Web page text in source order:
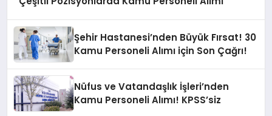
Şehir Hastanesi’nden Büyük Fırsat! 30
Kamu Personeli Alımı için Son Çağrı!
Nüfus ve Vatandaşlık İşleri’nden
Kamu Personeli Alımı! KPSS’siz